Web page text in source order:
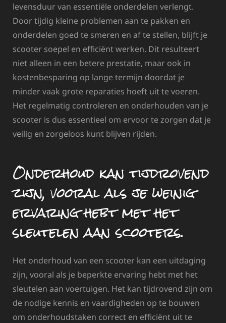
levensduur van essentiële onderdelen verlengt.
Door tijdig kleine problemen aan te pakken en
onderdelen goed te smeren en af te stellen, blijft je
scooter soepel en efficiënt werken. Dit resulteert
niet alleen in een betere prestatie, maar ook in
kostenbesparing op lange termijn doordat je
minder vaak grote reparaties hoeft uit te voeren.
Het regelmatig controleren en onderhouden van je
scooter is dus essentieel om ervoor te zorgen dat je
veilig en zorgeloos kunt blijven rijden.
Onderhoud kan tijdrovend
zijn, vooral als je weinig
ervaring hebt met het
sleutelen aan scooters.
Het onderhoud van een scooter kan een uitdaging
zijn, vooral als je beperkte ervaring hebt met het
sleutelen aan voertuigen. Het kan tijdrovend zijn om
de nodige kennis en vaardigheden op te bouwen
om onderhoudstaken correct en efficiënt uit te